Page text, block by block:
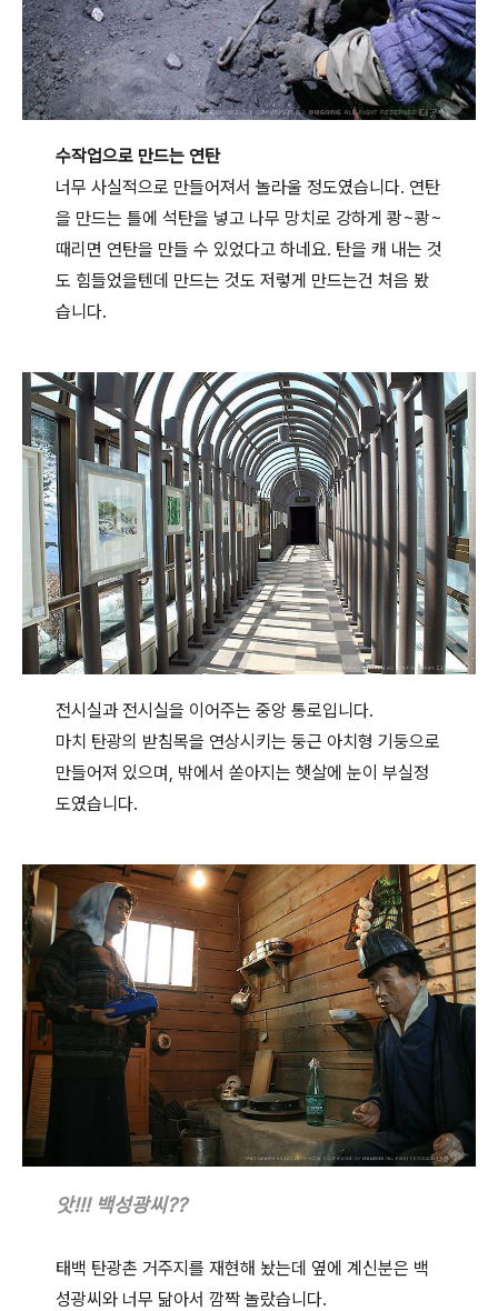
수작업으로 만드는 연탄
너무 사실적으로 만들어져서 놀라울 정도였습니다. 연탄
을 만드는 틀에 석탄을 넣고 나무 망치로 강하게 쾅~쾅~
때리면 연탄을 만들 수 있었다고 하네요. 탄을 캐 내는 것
도 힘들었을텐데 만드는 것도 저렇게 만드는건 처음 봤
습니다.
전시실과 전시실을 이어주는 중앙 통로입니다.
마치 탄광의 받침목을 연상시키는 둥근 아치형 기둥으로
만들어져 있으며, 밖에서 쏟아지는 햇살에 눈이 부실정
도였습니다.
앗!!! 백성광씨??
태백 탄광촌 거주지를 재현해 놨는데 옆에 계신분은 백
성광씨와 너무 닮아서 깜짝 놀랐습니다.